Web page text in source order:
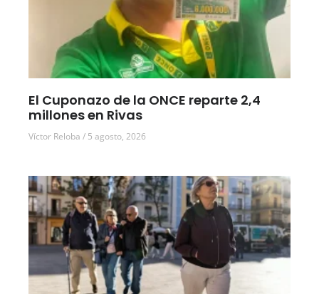
El Cuponazo de la ONCE reparte 2,4
millones en Rivas
Víctor Reloba 5 agosto, 2026